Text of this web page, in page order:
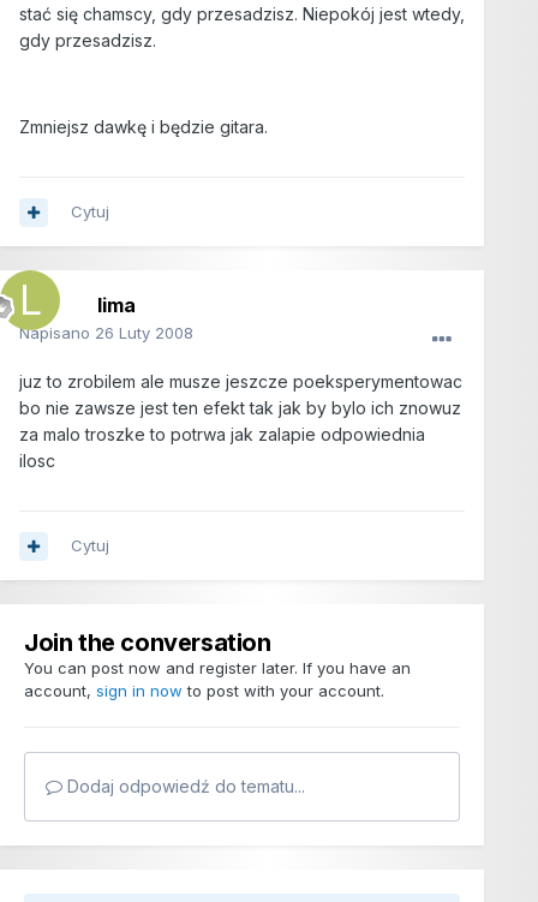
stać się chamscy, gdy przesadzisz. Niepokój jest wtedy,
gdy przesadzisz.
Zmniejsz dawkę i będzie gitara.
Cytuj
lima
Napisano 26 Luty 2008
juz to zrobilem ale musze jeszcze poeksperymentowac
bo nie zawsze jest ten efekt tak jak by bylo ich znowuz
za malo troszke to potrwa jak zalapie odpowiednia
ilosc
Cytuj
Join the conversation
You can post now and register later. If you have an
account, sign in now to post with your account.
Dodaj odpowiedź do tematu...